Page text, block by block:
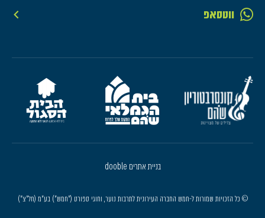
ווטסאפ
© כל הזכויות שמורות ל-חמש החברה העירונית לתרבות נוער, וחוגי ספורט ("חמש") בע"מ (חל"צ")
בניית אתרים dooble